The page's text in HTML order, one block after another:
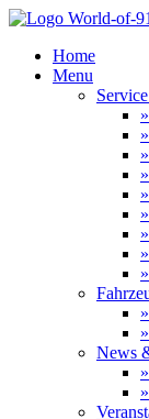
Home
Menu
News